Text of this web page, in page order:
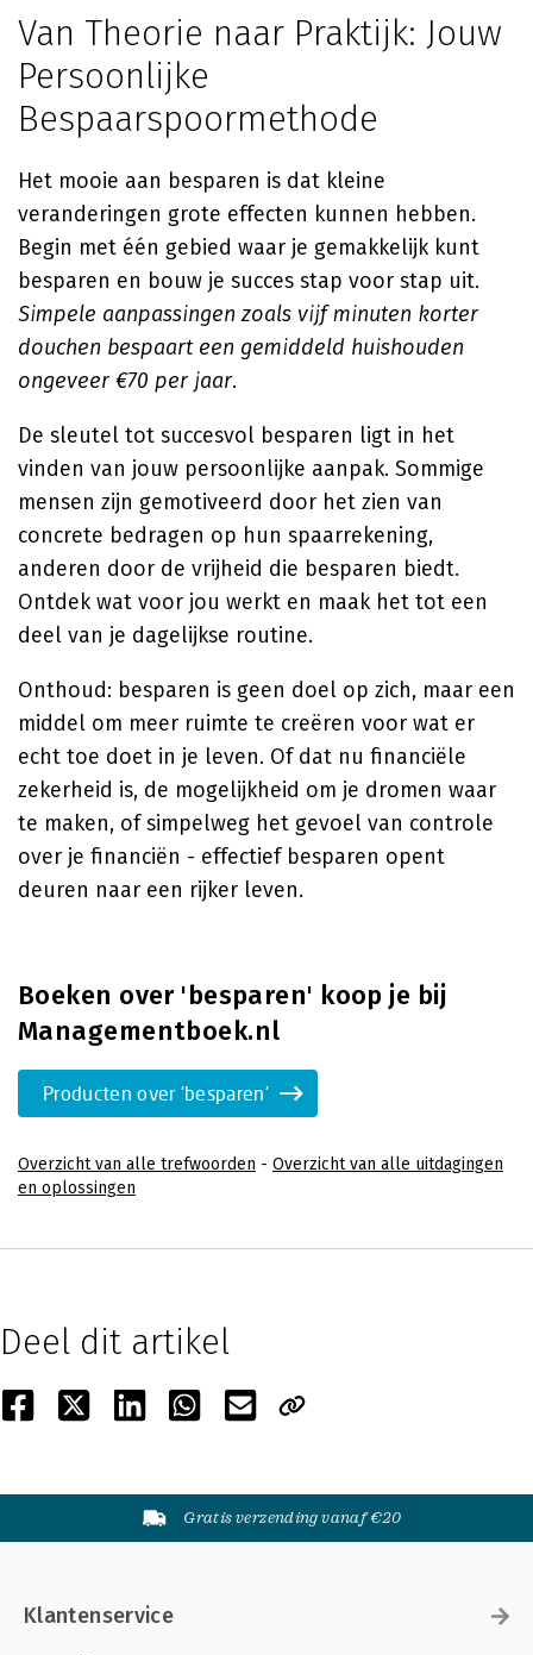
Van Theorie naar Praktijk: Jouw
Persoonlijke
Bespaarspoormethode
Het mooie aan besparen is dat kleine
veranderingen grote effecten kunnen hebben.
Begin met één gebied waar je gemakkelijk kunt
besparen en bouw je succes stap voor stap uit.
Simpele aanpassingen zoals vijf minuten korter
douchen bespaart een gemiddeld huishouden
ongeveer €70 per jaar.
De sleutel tot succesvol besparen ligt in het
vinden van jouw persoonlijke aanpak. Sommige
mensen zijn gemotiveerd door het zien van
concrete bedragen op hun spaarrekening,
anderen door de vrijheid die besparen biedt.
Ontdek wat voor jou werkt en maak het tot een
deel van je dagelijkse routine.
Onthoud: besparen is geen doel op zich, maar een
middel om meer ruimte te creëren voor wat er
echt toe doet in je leven. Of dat nu financiële
zekerheid is, de mogelijkheid om je dromen waar
te maken, of simpelweg het gevoel van controle
over je financiën - effectief besparen opent
deuren naar een rijker leven.
Boeken over 'besparen' koop je bij
Managementboek.nl
Producten over 'besparen'
Overzicht van alle trefwoorden - Overzicht van alle uitdagingen
en oplossingen
Deel dit artikel
Gratis verzending vanaf €20
Klantenservice